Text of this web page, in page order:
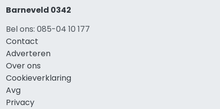
Barneveld 0342
Bel ons: 085-04 10 177
Contact
Adverteren
Over ons
Cookieverklaring
Avg
Privacy